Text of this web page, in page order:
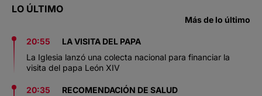
LO ÚLTIMO
Más de lo último
20:55
LA VISITA DEL PAPA
La Iglesia lanzó una colecta nacional para financiar la
visita del papa León XIV
20:35
RECOMENDACIÓN DE SALUD